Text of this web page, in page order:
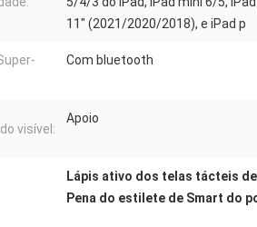
11" (2021/2020/2018), e iPad p
Com bluetooth
visível:
Apoio
Lápis ativo dos telas tácteis
Pena do estilete de Smart do